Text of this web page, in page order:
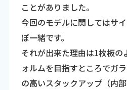
ことがありました。
今回のモデルに関してはサ
ぼ一緒です。
それが出来た理由は1枚板の
ォルムを目指すところでガ
の高いスタックアップ（内